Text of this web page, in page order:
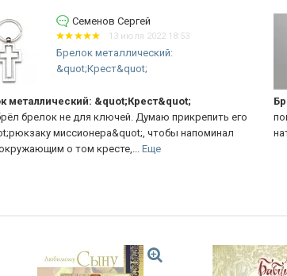
Ibragimova Firuza...
21 августа 2021 21:46
Брелок из дерева: &quot;Иисус
любит...
Брелок
понравился брелок, очень красивый, качественный
натурального дерева